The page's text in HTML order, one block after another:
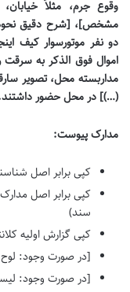
وقوع جرم، مثلاً
مشخص]، [شرح دقیق نحوه
دو نفر موتورسوار کیف
اموال فوق الذکر به
مداربسته محل، تصویر
(…)] در محل حضور
مدارک پیوست:
کپی برابر اصل
کپی برابر اصل
سند)
کپی گزارش اولیه
[در صورت وجود: لوح
[در صورت وجود: